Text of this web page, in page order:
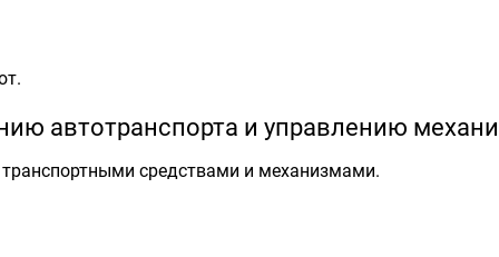
автотранспорта и управлению
средствами и механизмами.